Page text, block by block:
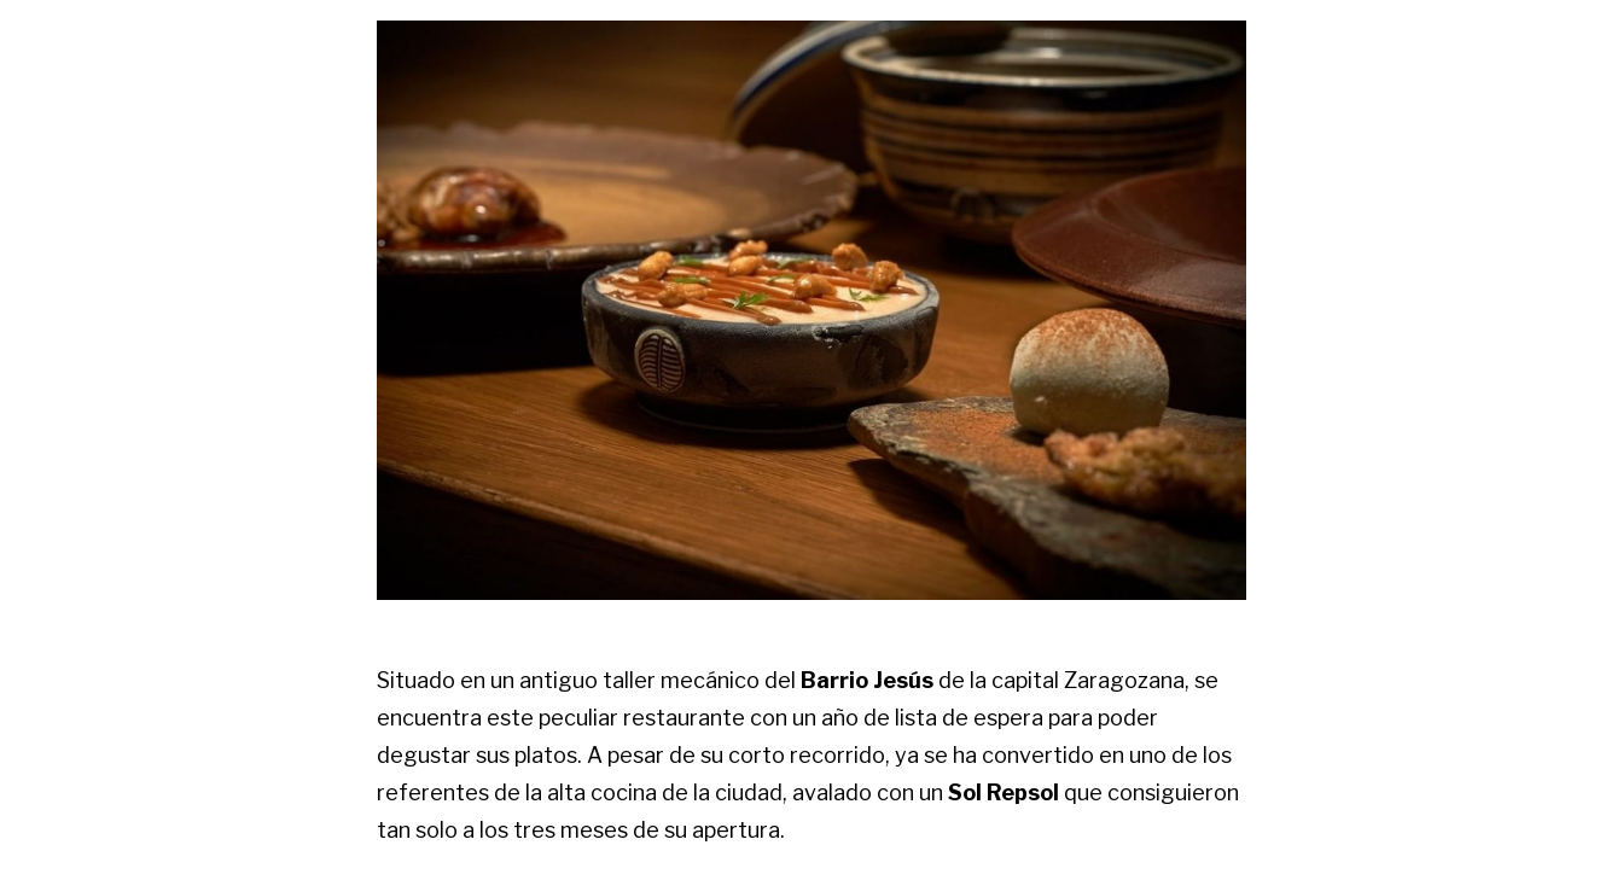
Situado en un antiguo taller mecánico del Barrio Jesús de la capital Zaragozana, se
encuentra este peculiar restaurante con un año de lista de espera para poder
degustar sus platos. A pesar de su corto recorrido, ya se ha convertido en uno de los
referentes de la alta cocina de la ciudad, avalado con un Sol Repsol que consiguieron
tan solo a los tres meses de su apertura.